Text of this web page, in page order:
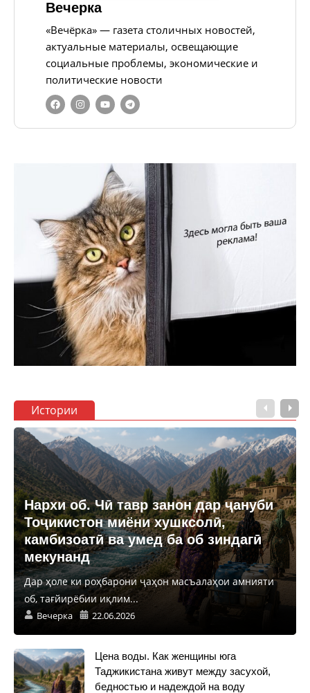
Вечерка
«Вечёрка» — газета столичных новостей,
актуальные материалы, освещающие
социальные проблемы, экономические и
политические новости
Истории
Нархи об. Чӣ тавр занон дар ҷануби
Тоҷикистон миёни хушксолӣ,
камбизоатӣ ва умед ба об зиндагӣ
мекунанд
Дар ҳоле ки роҳбарони ҷаҳон масъалаҳои амнияти
об, тағйирёбии иқлим...
Вечерка 22.06.2026
Цена воды. Как женщины юга
Таджикистана живут между засухой,
бедностью и надеждой на воду